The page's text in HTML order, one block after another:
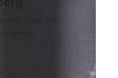
aan stijlen. Een
dromen.